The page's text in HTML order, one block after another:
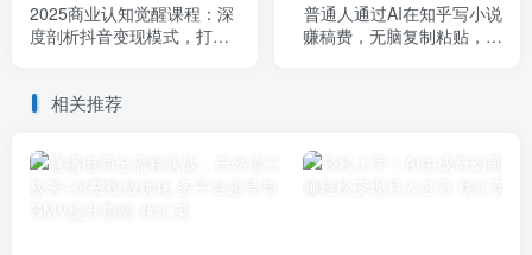
2025商业认知觉醒课程：深
度剖析抖音变现模式，打造
普通人通过AI在知乎写小说
赚稿费，无脑复制粘贴，一
相关推荐